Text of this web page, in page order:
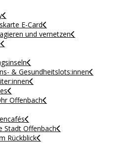
E-Card
und vernetzen
& Gesundheitslots:innen
Offenbach
Stadt Offenbach
Rückblick